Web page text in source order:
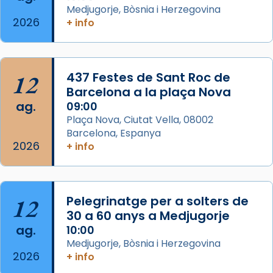
del Sant Pare Lleó XIV a Barcelona, i als
col·laboradors, a la Catedral de Barcelona.
concelebrat el bisbe auxiliar de Barcelona,
Mons. David Abadías.
📸 Dr. G. Simón
Photo
View on Facebook
2 weeks ago
Memòria de les santes Juliana i
Semproniana, verges i màrtirs.
Acompanyant la història de sant Cugat, a
2026
Medjugorje, Bòsnia i Herzegovina
+ info
12
ag.
2026
437 Festes de Sant Roc de
Barcelona a la plaça Nova
09:00
Plaça Nova, Ciutat Vella, 08002
Barcelona, Espanya
+ info
12
ag.
2026
Pelegrinatge per a solters de
30 a 60 anys a Medjugorje
10:00
Medjugorje, Bòsnia i Herzegovina
+ info